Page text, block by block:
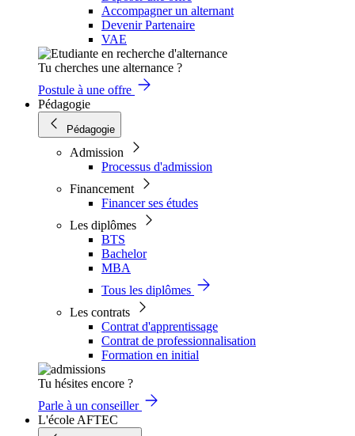
Accompagner un alternant
Devenir Partenaire
VAE
Tu cherches une alternance ?
Postule à une offre
Pédagogie
Pédagogie
Admission
Processus d'admission
Financement
Financer ses études
Les diplômes
BTS
Bachelor
MBA
Tous les diplômes
Les contrats
Contrat d'apprentissage
Contrat de professionnalisation
Formation en initial
Tu hésites encore ?
Parle à un conseiller
L'école AFTEC